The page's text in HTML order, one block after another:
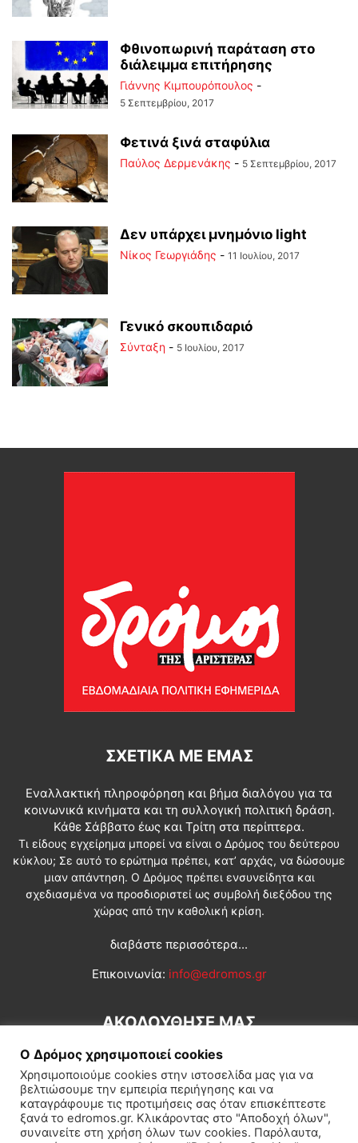
Φθινοπωρινή παράταση στο
διάλειμμα επιτήρησης
Γιάννης Κιμπουρόπουλος -
5 Σεπτεμβρίου, 2017
Φετινά ξινά σταφύλια
Παύλος Δερμενάκης - 5 Σεπτεμβρίου, 2017
Δεν υπάρχει μνημόνιο light
Νίκος Γεωργιάδης - 11 Ιουλίου, 2017
Γενικό σκουπιδαριό
Σύνταξη - 5 Ιουλίου, 2017
ΣΧΕΤΙΚΆ ΜΕ ΕΜΆΣ
Εναλλακτική πληροφόρηση και βήμα διαλόγου για τα
κοινωνικά κινήματα και τη συλλογική πολιτική δράση.
Κάθε Σάββατο έως και Τρίτη στα περίπτερα.
Τι είδους εγχείρημα μπορεί να είναι ο Δρόμος του δεύτερου
κύκλου; Σε αυτό το ερώτημα πρέπει, κατ’ αρχάς, να δώσουμε
μιαν απάντηση. Ο Δρόμος πρέπει ενσυνείδητα και
σχεδιασμένα να προσδιοριστεί ως συμβολή διεξόδου της
χώρας από την καθολική κρίση.
διαβάστε περισσότερα...
Επικοινωνία: info@edromos.gr
ΑΚΟΛΟΥΘΗΣΕ ΜΑΣ
Εγγραφή συνδρομητή Πολιτική Διεθνή Κοινωνία
Ο Δρόμος χρησιμοποιεί cookies
Χρησιμοποιούμε cookies στην ιστοσελίδα μας για να
βελτιώσουμε την εμπειρία περιήγησης και να
καταγράφουμε τις προτιμήσεις σας όταν επισκέπτεστε
ξανά το edromos.gr. Κλικάροντας στο "Αποδοχή όλων",
συναινείτε στη χρήση όλων των cookies. Παρόλαυτα,